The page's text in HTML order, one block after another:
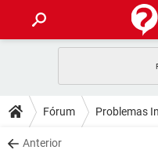
CELULAR
OUTLOOK
DICAS
JOGOS
DOWNLOADS
Fórum Problemas
Anterior